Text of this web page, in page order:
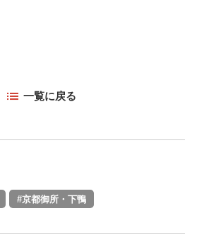
一覧に戻る
#京都御所・下鴨